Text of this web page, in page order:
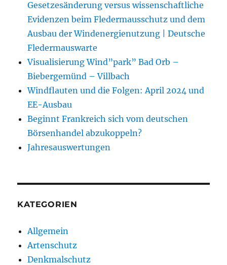
Gesetzesänderung versus wissenschaftliche
Evidenzen beim Fledermausschutz und dem
Ausbau der Windenergienutzung | Deutsche
Fledermauswarte
Visualisierung Wind”park” Bad Orb –
Biebergemünd – Villbach
Windflauten und die Folgen: April 2024 und
EE-Ausbau
Beginnt Frankreich sich vom deutschen
Börsenhandel abzukoppeln?
Jahresauswertungen
KATEGORIEN
Allgemein
Artenschutz
Denkmalschutz